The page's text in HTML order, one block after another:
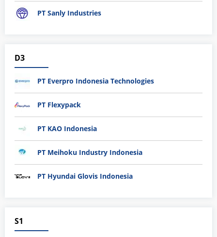
PT Sanly Industries
D3
PT Everpro Indonesia Technologies
PT Flexypack
PT KAO Indonesia
PT Meihoku Industry Indonesia
PT Hyundai Glovis Indonesia
S1